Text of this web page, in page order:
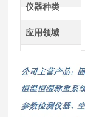
仪器种类
应用领域